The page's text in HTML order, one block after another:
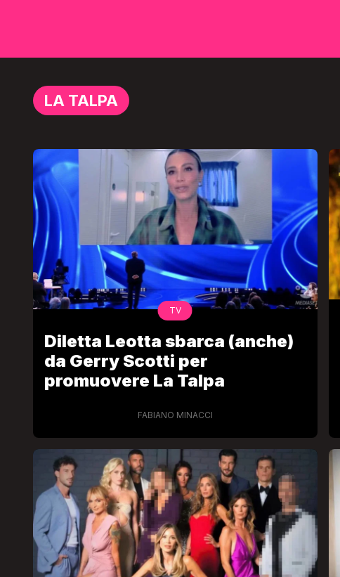
LA TALPA
TV
Diletta Leotta sbarca (anche)
da Gerry Scotti per
promuovere La Talpa
FABIANO MINACCI